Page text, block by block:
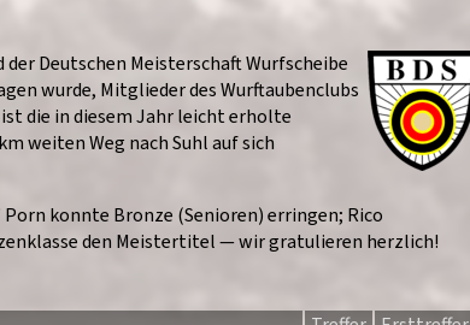
Deutschen Meisterschaft Wurfscheibe
wurde, Mitglieder des Wurftaubenclubs
die in diesem Jahr leicht erholte
weiten Weg nach Suhl auf sich
konnte Bronze (Senioren) erringen; Rico
den Meistertitel — wir gratulieren herzlich!